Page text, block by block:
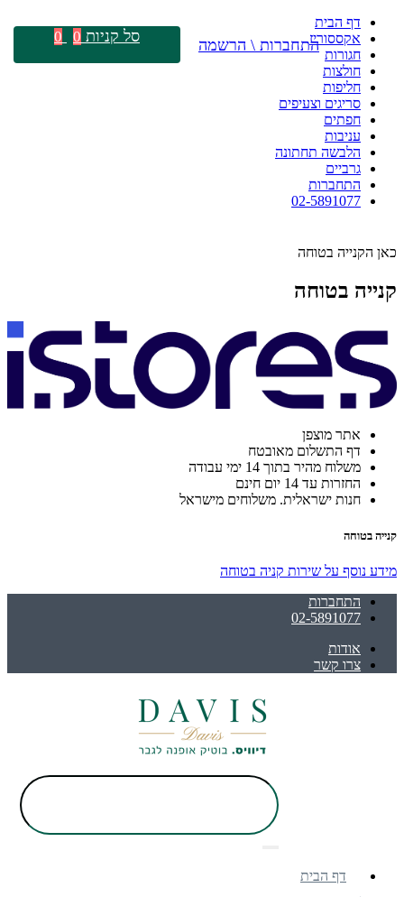
דף הבית
אקססוריז
חגורות
חולצות
חליפות
סריגים וצעיפים
חפתים
עניבות
הלבשה תחתונה
גרביים
התחברות
02-5891077
כאן הקנייה בטוחה
קנייה בטוחה
אתר מוצפן
דף התשלום מאובטח
משלוח מהיר בתוך 14 ימי עבודה
החזרות עד 14 יום חינם
חנות ישראלית. משלוחים מישראל
קנייה בטוחה
מידע נוסף על שירות קניה בטוחה
התחברות
02-5891077
אודות
צרו קשר
התחברות \ הרשמה סל קניות 0
0
דף הבית